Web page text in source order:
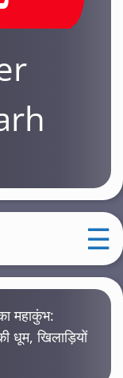
महाकुंभ:
धूम, खिलाड़ियों